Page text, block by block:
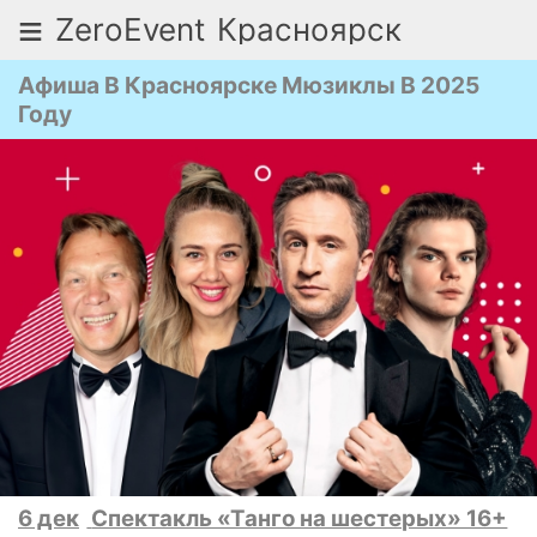
≡ ZeroEvent Красноярск
Афиша В Красноярске Мюзиклы В 2025
Году
6 дек Спектакль «Танго на шестерых» 16+